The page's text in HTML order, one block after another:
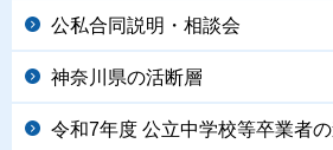
公私合同説明・相談会
神奈川県の活断層
令和7年度 公立中学校等卒業者